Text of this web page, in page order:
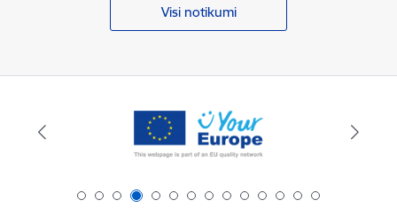
Visi notikumi